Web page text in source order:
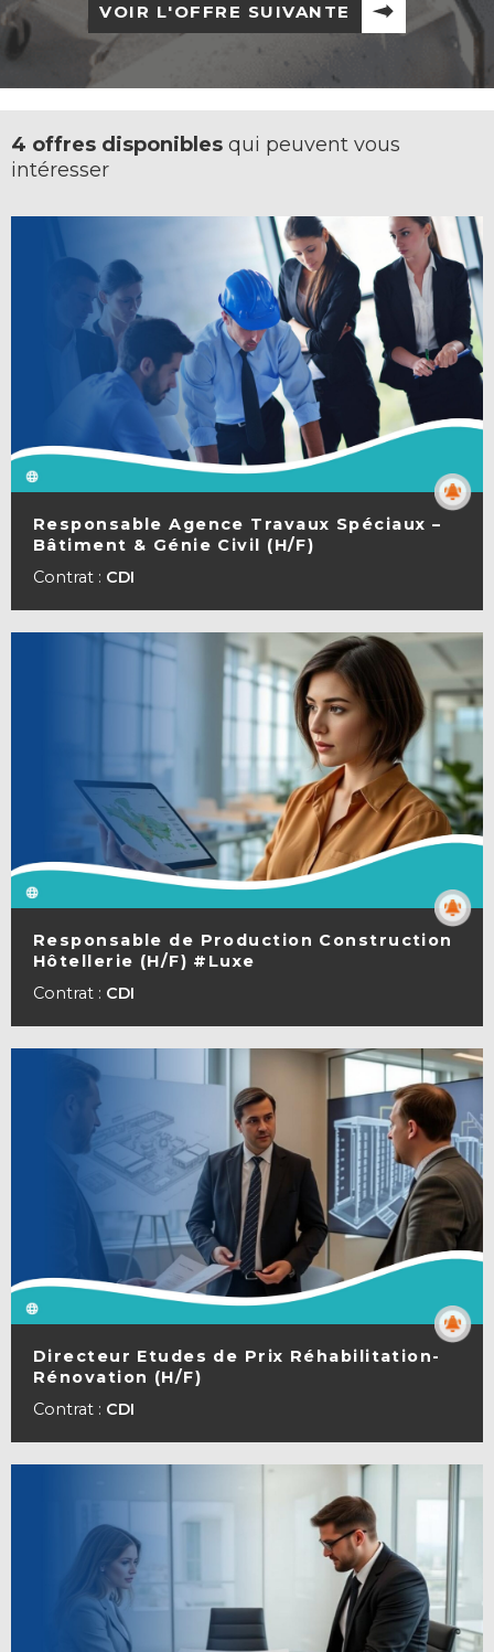
VOIR L'OFFRE SUIVANTE
4 offres disponibles qui peuvent vous
intéresser
Responsable Agence Travaux Spéciaux –
Bâtiment & Génie Civil (H/F)
Contrat : CDI
Responsable de Production Construction
Hôtellerie (H/F) #Luxe
Contrat : CDI
Directeur Etudes de Prix Réhabilitation-
Rénovation (H/F)
Contrat : CDI